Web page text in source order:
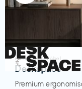
Homeoffice Möbel
Deskspace
Premium
€‎